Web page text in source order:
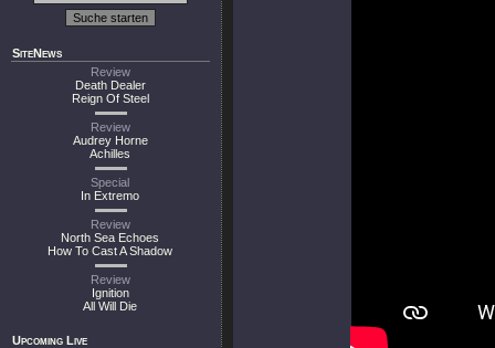
SiteNews
Review
Death Dealer
Reign Of Steel
Review
Audrey Horne
Achilles
Special
In Extremo
Review
North Sea Echoes
How To Cast A Shadow
Review
Ignition
All Will Die
Upcoming Live